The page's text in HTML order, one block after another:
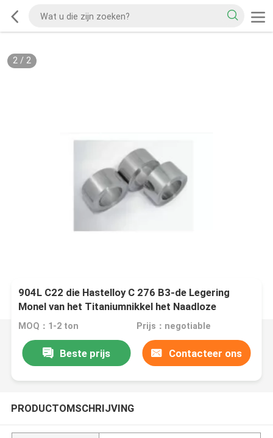
2/ 2
904L C22 die Hastelloy C 276 B3-de Legering
Monel van het Titaniumnikkel het Naadloze
Roestvrije Koolstofstaal van het Aluminiumkoper
MOQ：1-2 ton Prijs：negotiable
Beste prijs Contacteer ons
PRODUCTOMSCHRIJVING